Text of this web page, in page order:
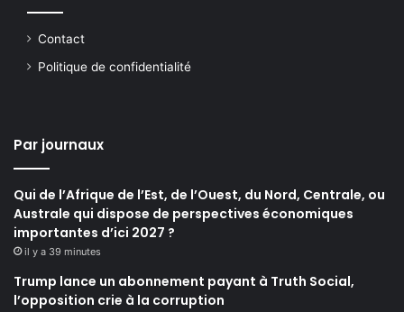
Contact
Politique de confidentialité
Par journaux
Qui de l’Afrique de l’Est, de l’Ouest, du Nord, Centrale, ou
Australe qui dispose de perspectives économiques
importantes d’ici 2027 ?
il y a 39 minutes
Trump lance un abonnement payant à Truth Social,
l’opposition crie à la corruption